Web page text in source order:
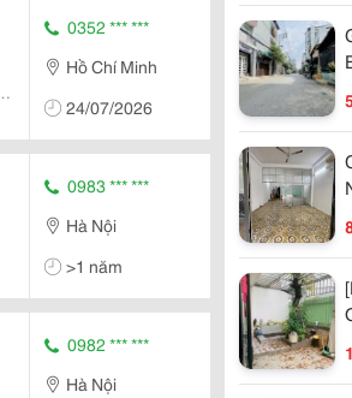
0352 *** ***
Hồ Chí Minh
24/07/2026
0983 *** ***
Hà Nội
>1 năm
0982 *** ***
Hà Nội